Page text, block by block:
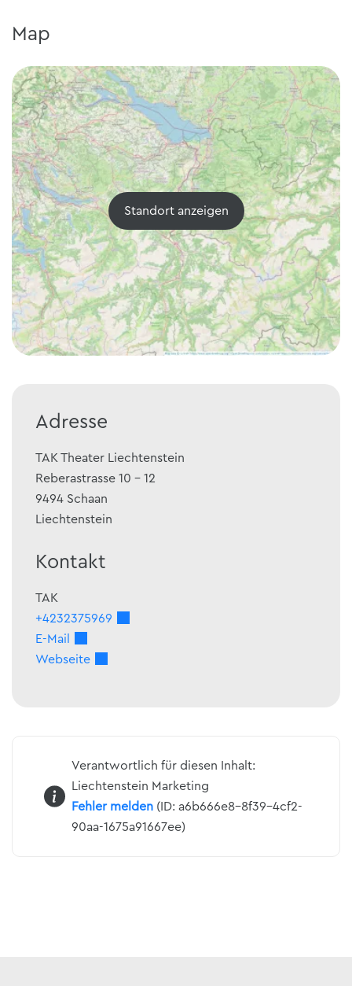
Map
Standort anzeigen
Adresse
TAK Theater Liechtenstein
Reberastrasse 10 - 12
9494 Schaan
Liechtenstein
Kontakt
TAK
+4232375969
E-Mail
Webseite
Verantwortlich für diesen Inhalt:
Liechtenstein Marketing
Fehler melden (ID: a6b666e8-8f39-4cf2-
90aa-1675a91667ee)